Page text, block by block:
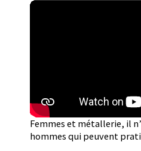
Femmes et métallerie, il
hommes qui peuvent